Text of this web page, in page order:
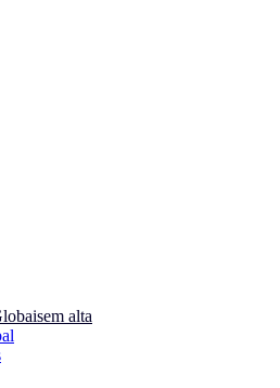
em alta